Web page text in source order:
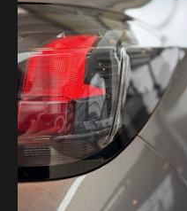
Cylindre3
HK75
0-100 km/t13.2 sek
Tophastighed170 km/t
Forbrug22.8 km/liter
Forbrug – WLTP
18.9 km/liter
Tilkoblingsvægt m. bremser